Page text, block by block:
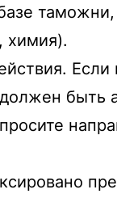
химия).
Если
быть